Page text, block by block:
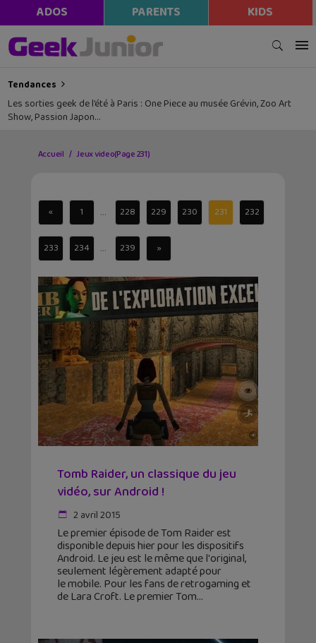
ADOS PARENTS KIDS
Tendances
Les sorties geek de l’été à Paris : One Piece au musée Grévin, Zoo Art
Show, Passion Japon…
Accueil Jeux video(Page 231)
« 1 ... 228 229 230 231 232
233 234 ... 239 »
Tomb Raider, un classique du jeu
vidéo, sur Android !
2 avril 2015
Le premier épisode de Tom Raider est
disponible depuis hier pour les dispositifs
Android. Le jeu est le même que l'original,
seulement légèrement adapté pour
le mobile. Pour les fans de retrogaming et
de Lara Croft. Le premier Tom